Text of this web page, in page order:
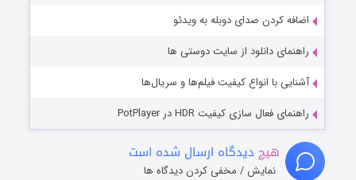
اضافه کردن صدای دوبله به ویدئو
راهنمای دانلود از سایت دوستی ها
آشنایی با انواع کیفیت فیلم‌ها و سریال‌ها
راهنمای فعال سازی کیفیت HDR در PotPlayer
هیچ دیدگاه ارسال شده است
نمایش / مخفی کردن دیدگاه ها